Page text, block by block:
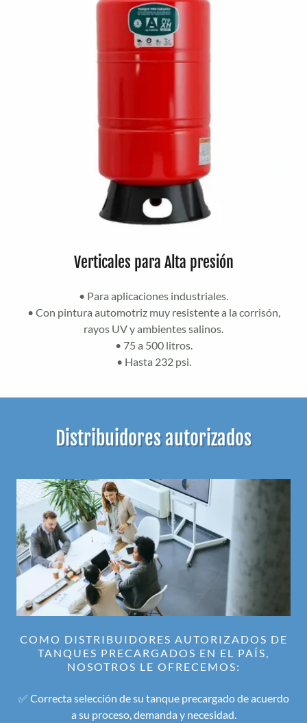
Verticales para Alta presión
• Para aplicaciones industriales.
• Con pintura automotriz muy resistente a la corrisón,
rayos UV y ambientes salinos.
• 75 a 500 litros.
• Hasta 232 psi.
Distribuidores autorizados
COMO DISTRIBUIDORES AUTORIZADOS DE
TANQUES PRECARGADOS EN EL PAÍS,
NOSOTROS LE OFRECEMOS:
✅ Correcta selección de su tanque precargado de acuerdo
a su proceso, demanda y necesidad.